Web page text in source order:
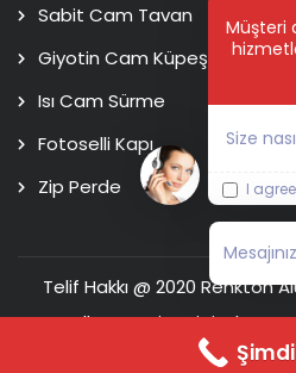
Sabit Cam Tavan
Giyotin Cam Küpeşte
Isı Cam Sürme
Fotoselli Kapı
Zip Perde
Telif Hakkı @ 2020 Renkton
KodlamaUsim Digital
Ana Sayfa
Müşteri
Size
I